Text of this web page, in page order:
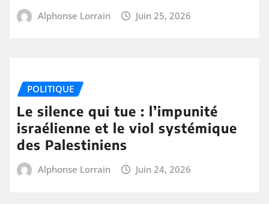
Alphonse Lorrain Juin 25, 2026
POLITIQUE
Le silence qui tue : l’impunité
israélienne et le viol systémique
des Palestiniens
Alphonse Lorrain Juin 24, 2026